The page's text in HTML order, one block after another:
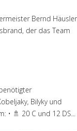
Bernd Häusler
der das Team
Bilyky und
• 🚿 20 C und 12 DS...